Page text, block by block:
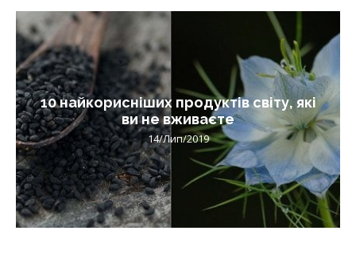
10 найкорисніших продуктів світу, які
ви не вживаєте
14/Лип/2019